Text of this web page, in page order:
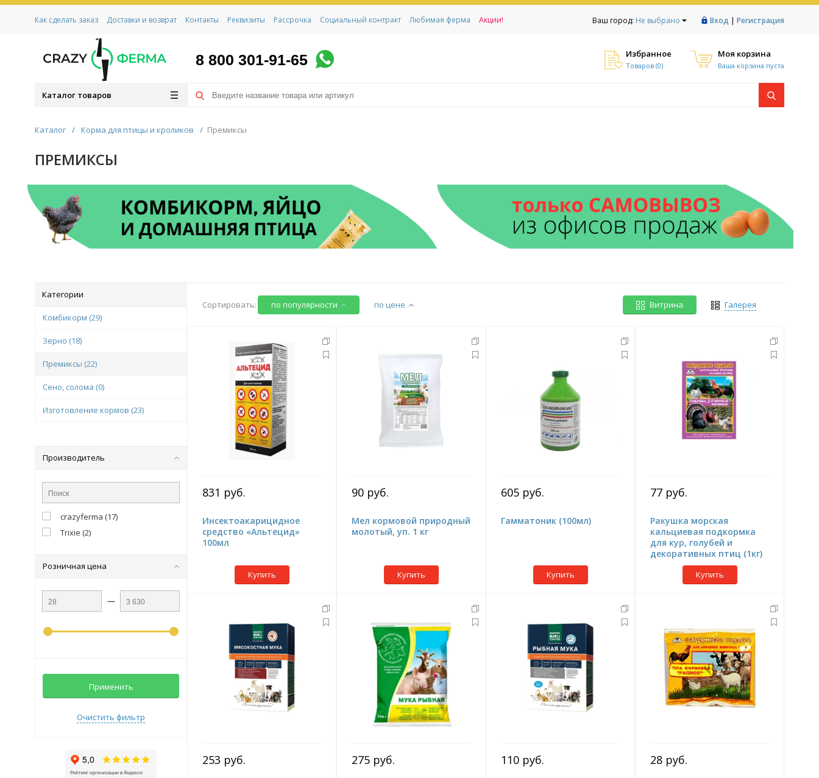
Ваш город: Не выбрано Вход | Регистрация
Как сделать заказ Доставки и возврат Контакты Реквизиты Рассрочка Социальный контракт Любимая ферма Акции!
8 800 301-91-65 Избранное
Товаров (0)
Моя корзина
Ваша корзина пуста
Каталог товаров
Каталог / Корма для птицы и кроликов / Премиксы
ПРЕМИКСЫ
Категории
Комбикорм (29)
Зерно (18)
Премиксы (22)
Сено, солома (0)
Изготовление кормов (23)
Производитель
crazyferma (17)
Trixie (2)
Розничная цена
—
Применить
Очистить фильтр
Галерея
Витрина
Сортировать: по популярности по цене
831 руб.
Инсектоакарицидное
средство «Альтецид»
100мл
Купить
90 руб.
Мел кормовой природный
молотый, уп. 1 кг
Купить
605 руб.
Гамматоник (100мл)
Купить
77 руб.
Ракушка морская
кальциевая подкормка
для кур, голубей и
декоративных птиц (1кг)
Купить
253 руб. 275 руб. 110 руб. 28 руб.